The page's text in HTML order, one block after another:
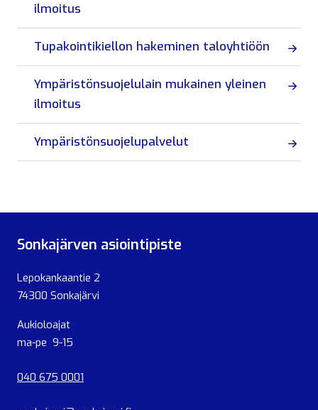
ilmoitus
Tupakointikiellon hakeminen taloyhtiöön
Ympäristönsuojelulain mukainen yleinen
ilmoitus
Ympäristönsuojelupalvelut
Sonkajärven asiointipiste
Lepokankaantie 2
74300 Sonkajärvi
Aukioloajat
ma-pe 9-15
040 675 0001